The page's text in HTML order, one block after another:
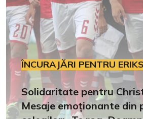
ÎNCURAJĂRI PENTRU
Solidaritate pentru
Mesaje emoționante din